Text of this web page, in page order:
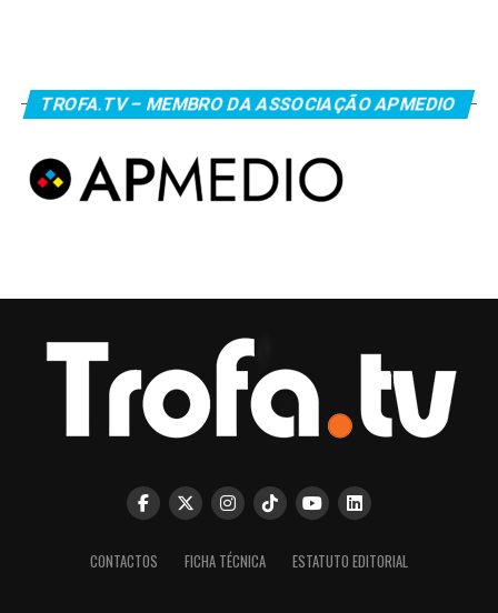
TROFA.TV – MEMBRO DA ASSOCIAÇÃO APMEDIO
CONTACTOS FICHA TÉCNICA ESTATUTO EDITORIAL